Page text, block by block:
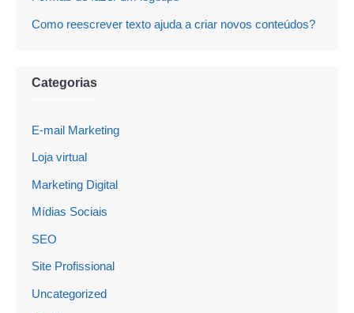
Como reescrever texto ajuda a criar novos conteúdos?
Categorias
E-mail Marketing
Loja virtual
Marketing Digital
Mídias Sociais
SEO
Site Profissional
Uncategorized